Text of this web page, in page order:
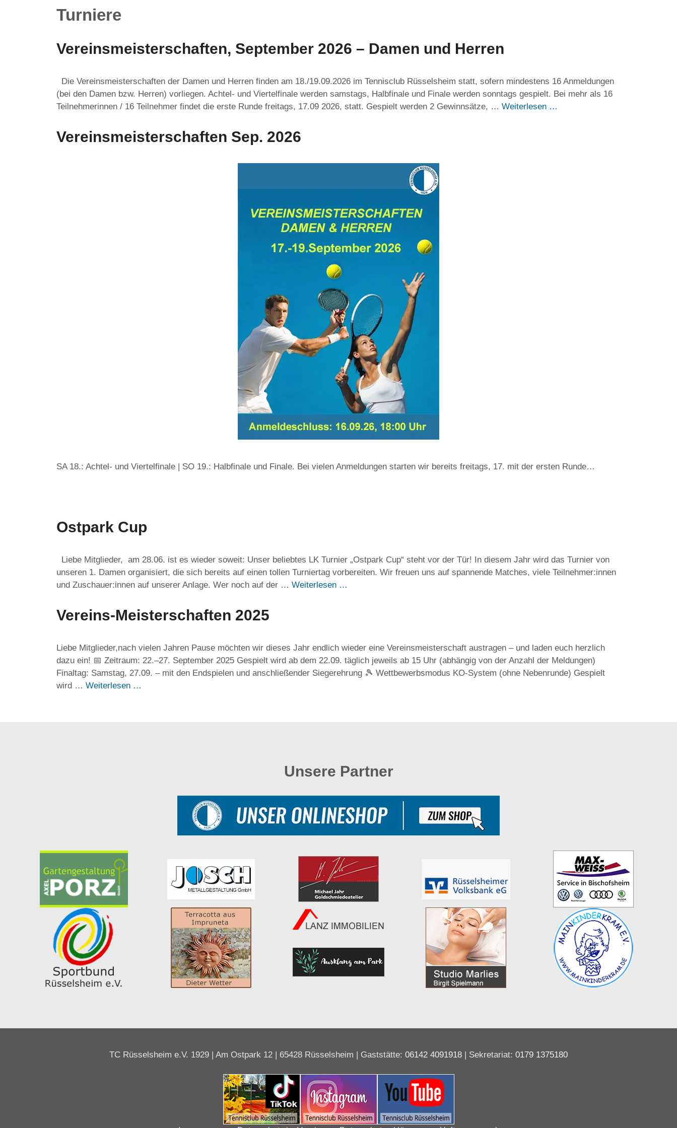
Turniere
Vereinsmeisterschaften, September 2026 – Damen und Herren
Die Vereinsmeisterschaften der Damen und Herren finden am 18./19.09.2026 im Tennisclub Rüsselsheim statt, sofern mindestens 16 Anmeldungen
(bei den Damen bzw. Herren) vorliegen. Achtel- und Viertelfinale werden samstags, Halbfinale und Finale werden sonntags gespielt. Bei mehr als 16
Teilnehmerinnen / 16 Teilnehmer findet die erste Runde freitags, 17.09 2026, statt. Gespielt werden 2 Gewinnsätze, … Weiterlesen …
Vereinsmeisterschaften Sep. 2026
SA 18.: Achtel- und Viertelfinale | SO 19.: Halbfinale und Finale. Bei vielen Anmeldungen starten wir bereits freitags, 17. mit der ersten Runde…
Ostpark Cup
Liebe Mitglieder, am 28.06. ist es wieder soweit: Unser beliebtes LK Turnier „Ostpark Cup“ steht vor der Tür! In diesem Jahr wird das Turnier von
unseren 1. Damen organisiert, die sich bereits auf einen tollen Turniertag vorbereiten. Wir freuen uns auf spannende Matches, viele Teilnehmer:innen
und Zuschauer:innen auf unserer Anlage. Wer noch auf der … Weiterlesen …
Vereins-Meisterschaften 2025
Liebe Mitglieder,nach vielen Jahren Pause möchten wir dieses Jahr endlich wieder eine Vereinsmeisterschaft austragen – und laden euch herzlich
dazu ein! 📅 Zeitraum: 22.–27. September 2025 Gespielt wird ab dem 22.09. täglich jeweils ab 15 Uhr (abhängig von der Anzahl der Meldungen)
Finaltag: Samstag, 27.09. – mit den Endspielen und anschließender Siegerehrung 🎾 Wettbewerbsmodus KO-System (ohne Nebenrunde) Gespielt
wird … Weiterlesen …
Unsere Partner
TC Rüsselsheim e.V. 1929 | Am Ostpark 12 | 65428 Rüsselsheim | Gaststätte: 06142 4091918 | Sekretariat: 0179 1375180